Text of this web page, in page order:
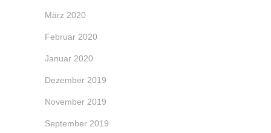
März 2020
Februar 2020
Januar 2020
Dezember 2019
November 2019
September 2019